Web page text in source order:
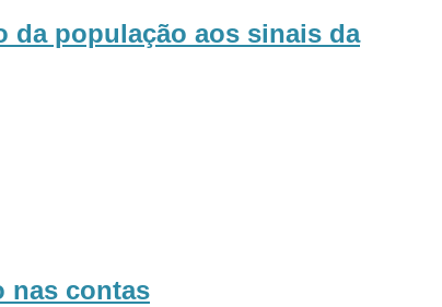
da população aos sinais da
nas contas